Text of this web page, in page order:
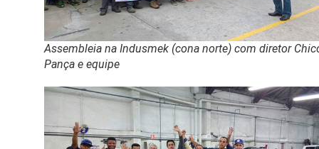
Assembleia na Indusmek (cona norte) com diretor
Pança e equipe